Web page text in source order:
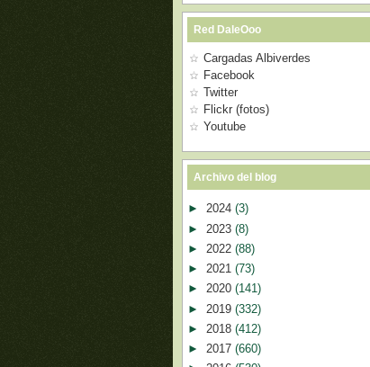
Red DaleOoo
Cargadas Albiverdes
Facebook
Twitter
Flickr (fotos)
Youtube
Archivo del blog
► 2024 (3)
► 2023 (8)
► 2022 (88)
► 2021 (73)
► 2020 (141)
► 2019 (332)
► 2018 (412)
► 2017 (660)